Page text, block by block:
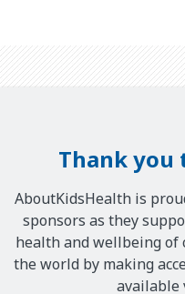
Thank you
AboutKidsHealth is
sponsors as they
health and wellbeing of
the world by making
available